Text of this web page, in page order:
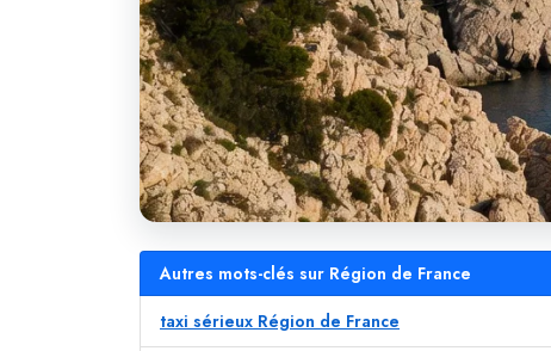
Autres mots-clés sur Région de France
taxi sérieux Région de France